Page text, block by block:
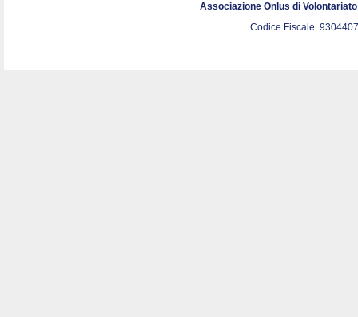
Associazione Onlus di
Codice Fiscale.